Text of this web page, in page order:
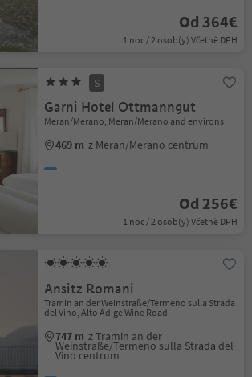
Od 364€
1 noc / 2 osob(y) Včetně DPH
S
Garni Hotel Ottmanngut
Meran/Merano, Meran/Merano and environs
469 m z Meran/Merano centrum
Od 256€
1 noc / 2 osob(y) Včetně DPH
Ansitz Romani
Tramin an der Weinstraße/Termeno sulla Strada
del Vino, Alto Adige Wine Road
747 m z Tramin an der
Weinstraße/Termeno sulla Strada del
Vino centrum